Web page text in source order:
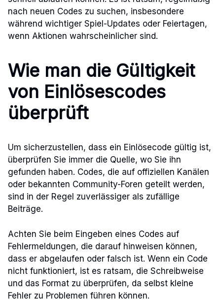
nach neuen Codes zu suchen, insbesondere
während wichtiger Spiel-Updates oder Feiertagen,
wenn Aktionen wahrscheinlicher sind.
Wie man die Gültigkeit
von Einlösescodes
überprüft
Um sicherzustellen, dass ein Einlösecode gültig ist,
überprüfen Sie immer die Quelle, wo Sie ihn
gefunden haben. Codes, die auf offiziellen Kanälen
oder bekannten Community-Foren geteilt werden,
sind in der Regel zuverlässiger als zufällige
Beiträge.
Achten Sie beim Eingeben eines Codes auf
Fehlermeldungen, die darauf hinweisen können,
dass er abgelaufen oder falsch ist. Wenn ein Code
nicht funktioniert, ist es ratsam, die Schreibweise
und das Format zu überprüfen, da selbst kleine
Fehler zu Problemen führen können.